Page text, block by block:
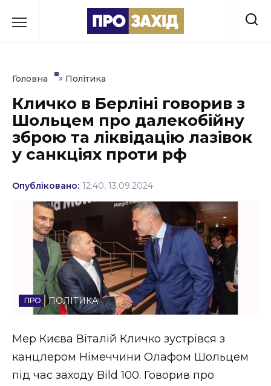
до
Культура
Освіта
Політика
Соціум
Спорт
Стиль життя
Втрачений Ужгород
Втрачений Ужгород (відеоверсія)
Головна » Політика
Кличко в Берліні говорив з
Шольцем про далекобійну
зброю та ліквідацію лазівок
у санкціях проти рф
Опубліковано: 12:40, 13.09.2024
ПОЛІТИКА
Мер Києва Віталій Кличко зустрівся з
канцлером Німеччини Олафом Шольцем
під час заходу Bild 100. Говорив про